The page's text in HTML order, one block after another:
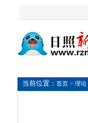
当前位置： 首页 > 理论